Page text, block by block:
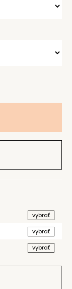
vybrať
vybrať
vybrať